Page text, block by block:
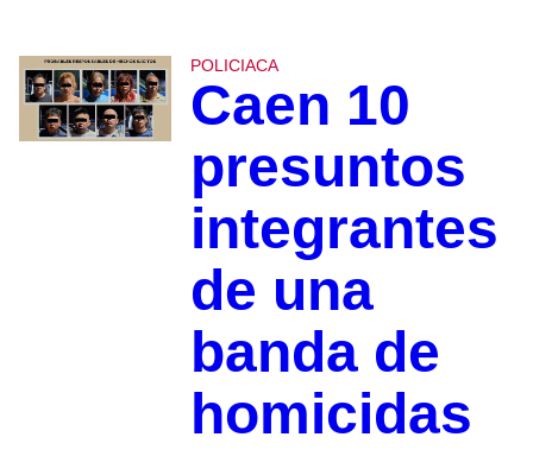
POLICIACA
Caen 10
presuntos
integrantes
de una
banda de
homicidas